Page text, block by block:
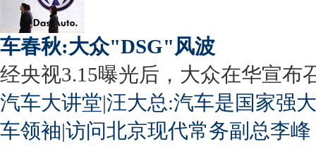
车春秋:大众"DSG"风波
经央视3.15曝光后，大众在华宣布
汽车大讲堂|汪大总:汽车是国家强
车领袖|访问北京现代常务副总李峰